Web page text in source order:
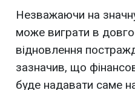
Незважаючи на
може виграти в
відновлення
зазначив, що
буде надавати саме